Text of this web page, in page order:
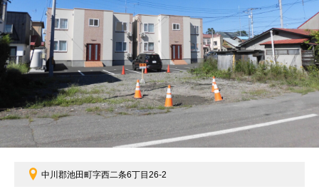
中川郡池田町字西二条6丁目26-2